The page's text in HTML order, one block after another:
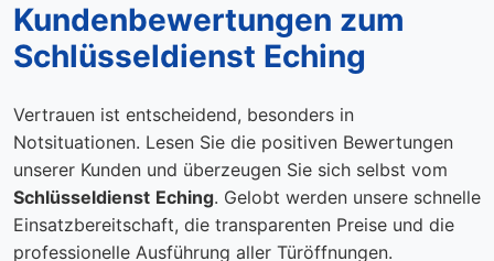
Kundenbewertungen zum
Schlüsseldienst Eching
Vertrauen ist entscheidend, besonders in
Notsituationen. Lesen Sie die positiven Bewertungen
unserer Kunden und überzeugen Sie sich selbst vom
Schlüsseldienst Eching. Gelobt werden unsere schnelle
Einsatzbereitschaft, die transparenten Preise und die
professionelle Ausführung aller Türöffnungen.